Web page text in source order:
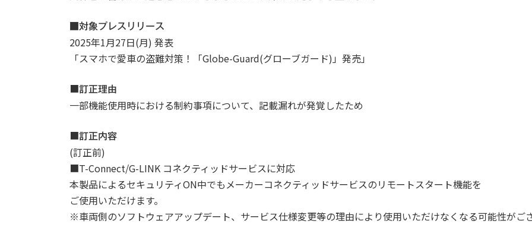
■対象プレスリリース
2025年1月27日(月) 発表
「スマホで愛車の盗難対策！「Globe-Guard(グローブガード)」発売」
■訂正理由
一部機能使用時における制約事項について、記載漏れが発覚したため
■訂正内容
(訂正前)
■T-Connect/G-LINK コネクティッドサービスに対応
本製品によるセキュリティON中でもメーカーコネクティッドサービスのリモートスタート機能を
ご使用いただけます。
※車両側のソフトウェアアップデート、サービス仕様変更等の理由により使用いただけなくなる可能性がござ